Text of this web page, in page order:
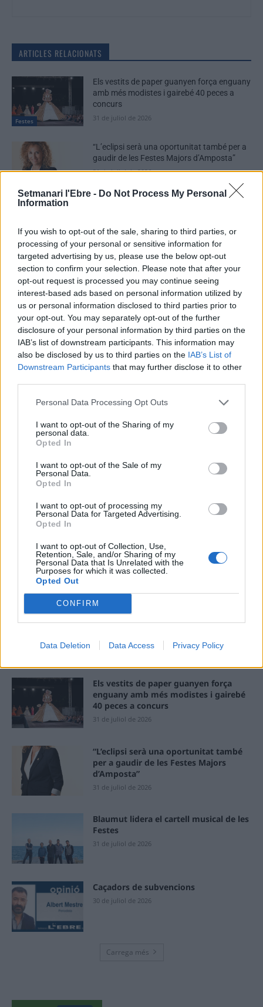
Setmanari l'Ebre - Do Not Process My Personal
Information
If you wish to opt-out of the sale, sharing to third parties, or
processing of your personal or sensitive information for
targeted advertising by us, please use the below opt-out
section to confirm your selection. Please note that after your
opt-out request is processed you may continue seeing
interest-based ads based on personal information utilized by
us or personal information disclosed to third parties prior to
your opt-out. You may separately opt-out of the further
disclosure of your personal information by third parties on the
IAB’s list of downstream participants. This information may
also be disclosed by us to third parties on the IAB’s List of
Downstream Participants that may further disclose it to other
Personal Data Processing Opt Outs
I want to opt-out of the Sharing of my
personal data.
Opted In
I want to opt-out of the Sale of my
Personal Data.
Opted In
I want to opt-out of processing my
Personal Data for Targeted Advertising.
Opted In
I want to opt-out of Collection, Use,
Retention, Sale, and/or Sharing of my
Personal Data that Is Unrelated with the
Purposes for which it was collected.
Opted Out
CONFIRM
Data Deletion Data Access Privacy Policy
ARTICLES RELACIONATS
Festes
Els vestits de paper guanyen força enguany
amb més modistes i gairebé 40 peces a
concurs
31 de juliol de 2026
“L’eclipsi serà una oportunitat també per a
gaudir de les Festes Majors d’Amposta”
31 de juliol de 2026
Festes
31 de juliol de 2026
DEIXA UNA RESPOSTA
Comentari:
Deseu el meu nom, el correu electrònic i el lloc web en
aquest navegador per a la propera vegada que comenti.
Els vestits de paper guanyen força
enguany amb més modistes i gairebé
40 peces a concurs
31 de juliol de 2026
“L’eclipsi serà una oportunitat també
per a gaudir de les Festes Majors
d’Amposta”
31 de juliol de 2026
Blaumut lidera el cartell musical de les
Festes
31 de juliol de 2026
Caçadors de subvencions
30 de juliol de 2026
Carrega més